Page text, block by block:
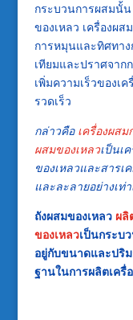
กระบวนการผสมนั้น
ของเหลว เครื่องผส
การหมุนและทิศทาง
เทียมและปราศจาก
เพิ่มความเร็วของเ
รวดเร็ว
กล่าวคือ เครื่องผส
ผสมของเหลวเป็นเ
ของเหลวและสารเ
และละลายอย่างเ
ถังผสมของเหลว ผลิ
ของเหลวเป็นกระบ
อยู่กับขนาดและปริ
ฐานในการผลิตเครื่